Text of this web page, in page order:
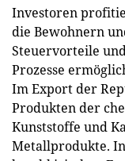
Investoren
die Bewohnern
Steuervorteile
Prozesse
Im Export der
Produkten der
Kunststoffe und
Metallprodukte.